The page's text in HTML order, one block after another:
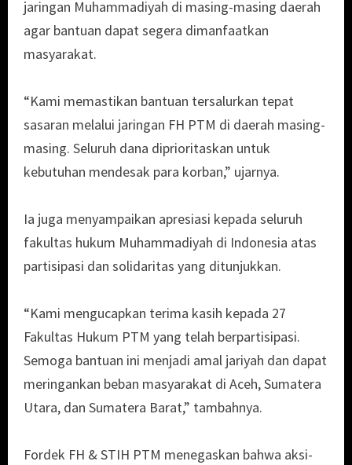
jaringan Muhammadiyah di masing-masing daerah
agar bantuan dapat segera dimanfaatkan
masyarakat.
“Kami memastikan bantuan tersalurkan tepat
sasaran melalui jaringan FH PTM di daerah masing-
masing. Seluruh dana diprioritaskan untuk
kebutuhan mendesak para korban,” ujarnya.
Ia juga menyampaikan apresiasi kepada seluruh
fakultas hukum Muhammadiyah di Indonesia atas
partisipasi dan solidaritas yang ditunjukkan.
“Kami mengucapkan terima kasih kepada 27
Fakultas Hukum PTM yang telah berpartisipasi.
Semoga bantuan ini menjadi amal jariyah dan dapat
meringankan beban masyarakat di Aceh, Sumatera
Utara, dan Sumatera Barat,” tambahnya.
Fordek FH & STIH PTM menegaskan bahwa aksi-